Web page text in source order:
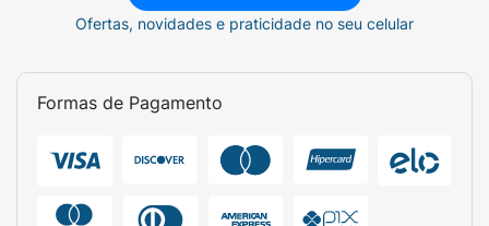
Ofertas, novidades e praticidade no seu celular
Formas de Pagamento